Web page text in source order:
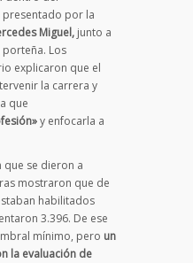
presentado por la
Miguel, junto a
Los
explicaron que el
la carrera y
que
y enfocarla a
que se dieron a
mostraron que de
habilitados
3.396. De ese
mínimo, pero un
la evaluación de